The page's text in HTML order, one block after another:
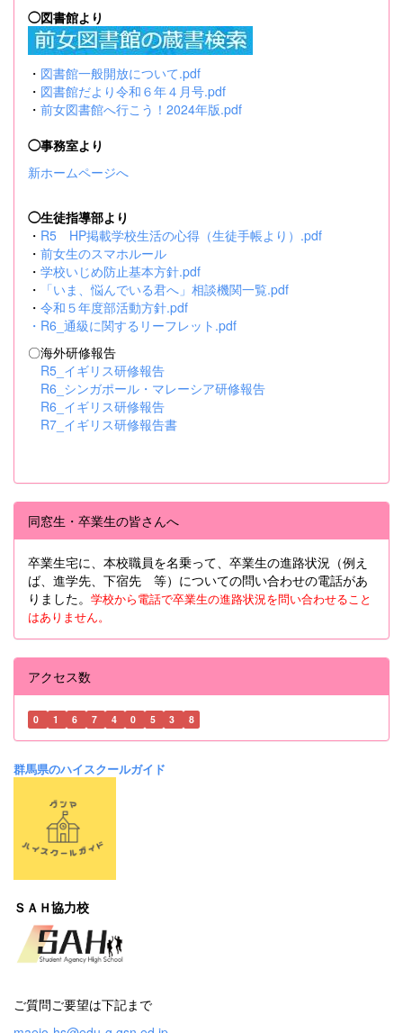
◯図書館より
・ 図書館一般開放について.pdf
・ 図書館だより令和６年４月号.pdf
・ 前女図書館へ行こう！2024年版.pdf
◯事務室より
新ホームページへ
◯生徒指導部より
・ R5 HP掲載学校生活の心得（生徒手帳より）.pdf
・ 前女生のスマホルール
・ 学校いじめ防止基本方針.pdf
・
「いま、悩んでいる君へ」相談機関一覧.pdf
・ 令和５年度部活動方針.pdf
・ R6_通級に関するリーフレット.pdf
〇海外研修報告
R5_イギリス研修報告
R6_シンガポール・マレーシア研修報告
R6_イギリス研修報告
R7_イギリス研修報告書
同窓生・卒業生の皆さんへ
卒業生宅に、本校職員を名乗って、卒業生の進路状況（例え
ば、進学先、下宿先 等）についての問い合わせの電話があ
りました。 学校から電話で卒業生の進路状況を問い合わせること
はありません。
アクセス数
0 1 6 7 4 0 5 3 8
群馬県のハイスクールガイド
ＳＡＨ協力校
ご質問ご要望は下記まで